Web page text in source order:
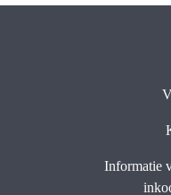
Informatie